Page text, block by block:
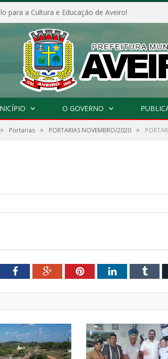
para a Cultura e Educação de Aveiro!
O GOVERNO
» Portarias » PORTARIAS NOVEMBRO/2020 »
FacebookGoogle+PinterestLinkedIn